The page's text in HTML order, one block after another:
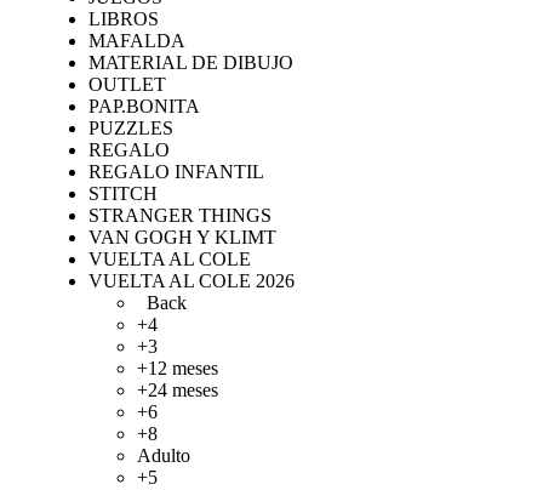
LIBROS
MAFALDA
MATERIAL DE DIBUJO
OUTLET
PAP.BONITA
PUZZLES
REGALO
REGALO INFANTIL
STITCH
STRANGER THINGS
VAN GOGH Y KLIMT
VUELTA AL COLE
VUELTA AL COLE 2026
Back
+4
+3
+12 meses
+24 meses
+6
+8
Adulto
+5